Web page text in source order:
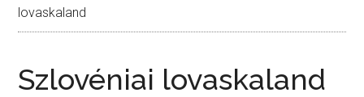
lovaskaland
Szlovéniai lovaskaland